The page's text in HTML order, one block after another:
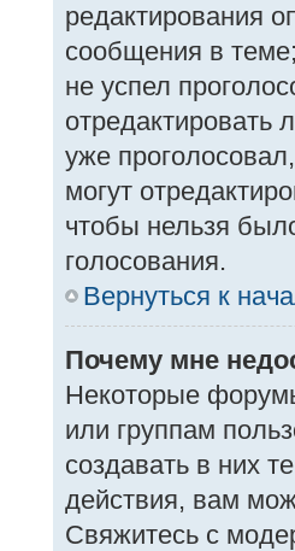
редактирования
сообщения в
не успел
отредактировать
уже
могут
чтобы нельзя
голосования.
Вернуться к
Почему мне
Некоторые
или группам
создавать в них
действия, вам
Свяжитесь с